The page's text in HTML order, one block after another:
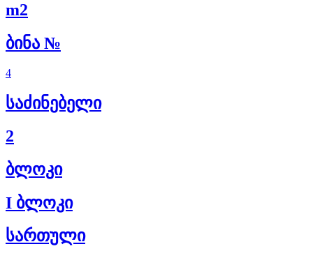
m2
ბინა №
4
საძინებელი
2
ბლოკი
I ბლოკი
სართული